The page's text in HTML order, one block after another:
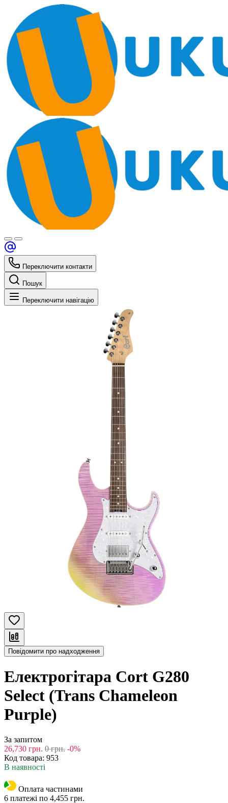
Переключити контакти
Пошук
Переключити навігацію
Повідомити про надходження
Електрогітара Cort G280
Select (Trans Chameleon
Purple)
За запитом
26,730 грн. 0 грн. -0%
Код товара: 953
В наявності
Оплата частинами
6 платежі по 4,455 грн.